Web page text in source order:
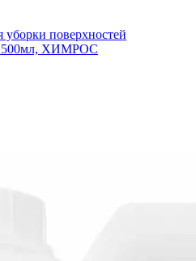
поверхностей
500мл, ХИМРОС